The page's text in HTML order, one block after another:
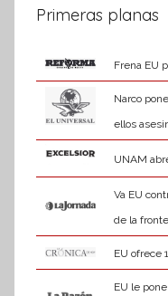
Primeras planas
Frena EU
Narco
ellos
UNAM
Va EU
de la
EU ofrece
EU le